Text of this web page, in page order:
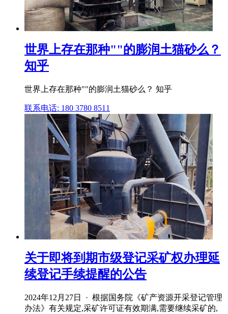
世界上存在那种""的膨润土猫砂么？
知乎
世界上存在那种""的膨润土猫砂么？ 知乎
联系电话: 180 3780 8511
关于即将到期市级登记采矿权办理延
续登记手续提醒的公告
2024年12月27日 · 根据国务院《矿产资源开采登记管理
办法》有关规定,采矿许可证有效期满,需要继续采矿的,